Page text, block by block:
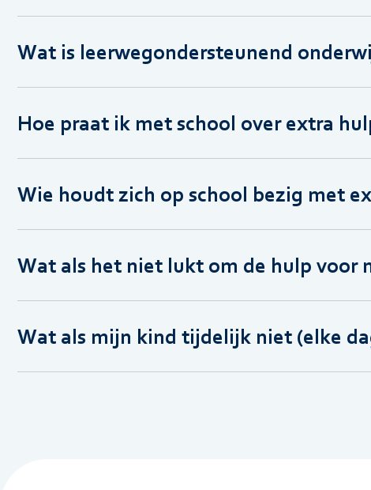
Wat is leerwegondersteunend
Hoe praat ik met school over extra
Wie houdt zich op school bezig met
Wat als het niet lukt om de hulp voor
Wat als mijn kind tijdelijk niet (elke